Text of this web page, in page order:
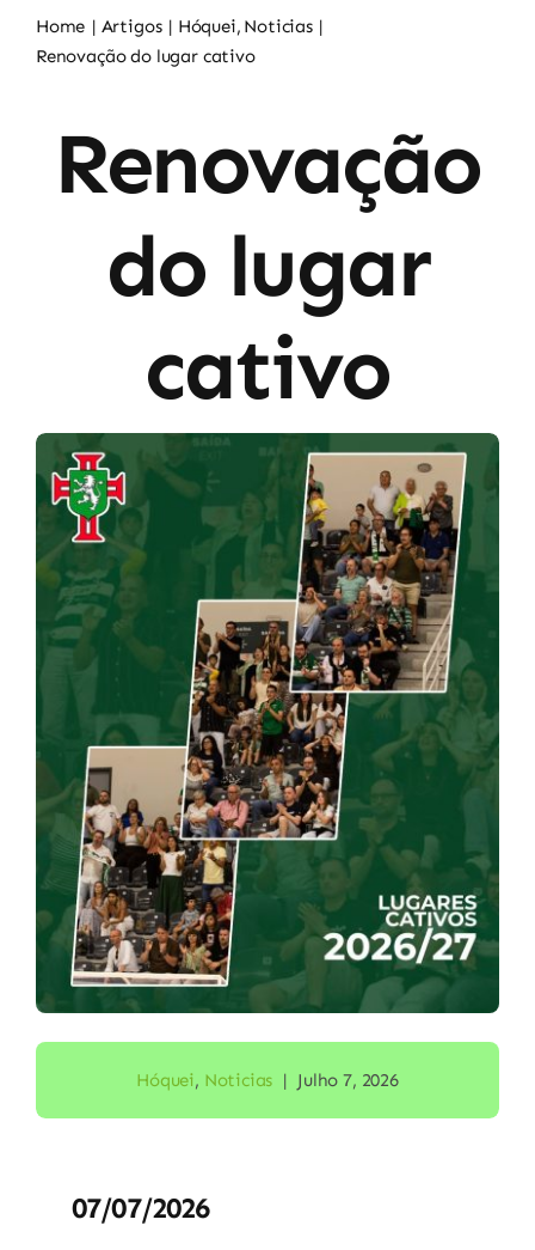
Noticias
Home Artigos Hóquei Noticias
Renovação do lugar cativo
Renovação
do lugar
cativo
Hóquei, Noticias | Julho 7, 2026
07/07/2026